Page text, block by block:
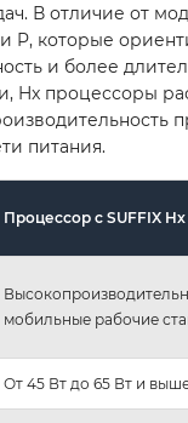
В отличие от
P, которые
и более
Hx процессоры
питания.
Процессор с SUFFIX Hx
мобильные рабочие
От 45 Вт до 65 Вт и